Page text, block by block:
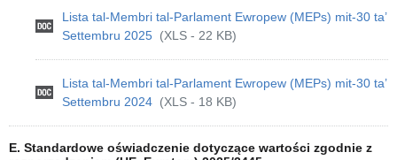
Lista tal-Membri tal-Parlament Ewropew (MEPs) mit-30 ta’
Settembru 2025 (XLS - 22 KB)
Lista tal-Membri tal-Parlament Ewropew (MEPs) mit-30 ta’
Settembru 2024 (XLS - 18 KB)
E. Standardowe oświadczenie dotyczące wartości zgodnie z